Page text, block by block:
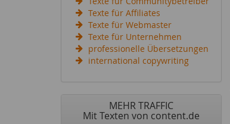
Texte für Affiliates
Texte für Webmaster
Texte für Unternehmen
professionelle Übersetzungen
international copywriting
MEHR TRAFFIC
Mit Texten von content.de